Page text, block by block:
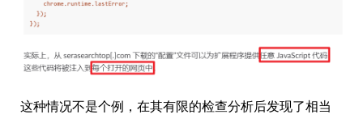
这种情况不是个例，在其有限的检查分析后发现了相当